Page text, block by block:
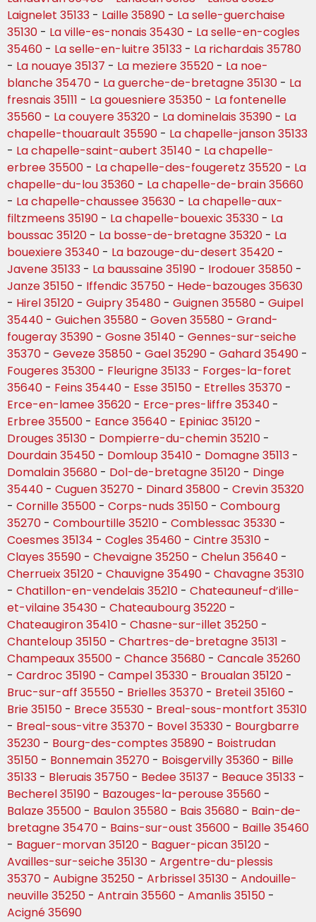
Laignelet 35133 - Laille 35890 - La selle-guerchaise
35130 - La ville-es-nonais 35430 - La selle-en-cogles
35460 - La selle-en-luitre 35133 - La richardais 35780
- La nouaye 35137 - La meziere 35520 - La noe-
blanche 35470 - La guerche-de-bretagne 35130 - La
fresnais 35111 - La gouesniere 35350 - La fontenelle
35560 - La couyere 35320 - La dominelais 35390 - La
chapelle-thouarault 35590 - La chapelle-janson 35133
- La chapelle-saint-aubert 35140 - La chapelle-
erbree 35500 - La chapelle-des-fougeretz 35520 - La
chapelle-du-lou 35360 - La chapelle-de-brain 35660
- La chapelle-chaussee 35630 - La chapelle-aux-
filtzmeens 35190 - La chapelle-bouexic 35330 - La
boussac 35120 - La bosse-de-bretagne 35320 - La
bouexiere 35340 - La bazouge-du-desert 35420 -
Javene 35133 - La baussaine 35190 - Irodouer 35850 -
Janze 35150 - Iffendic 35750 - Hede-bazouges 35630
- Hirel 35120 - Guipry 35480 - Guignen 35580 - Guipel
35440 - Guichen 35580 - Goven 35580 - Grand-
fougeray 35390 - Gosne 35140 - Gennes-sur-seiche
35370 - Geveze 35850 - Gael 35290 - Gahard 35490 -
Fougeres 35300 - Fleurigne 35133 - Forges-la-foret
35640 - Feins 35440 - Esse 35150 - Etrelles 35370 -
Erce-en-lamee 35620 - Erce-pres-liffre 35340 -
Erbree 35500 - Eance 35640 - Epiniac 35120 -
Drouges 35130 - Dompierre-du-chemin 35210 -
Dourdain 35450 - Domloup 35410 - Domagne 35113 -
Domalain 35680 - Dol-de-bretagne 35120 - Dinge
35440 - Cuguen 35270 - Dinard 35800 - Crevin 35320
- Cornille 35500 - Corps-nuds 35150 - Combourg
35270 - Combourtille 35210 - Comblessac 35330 -
Coesmes 35134 - Cogles 35460 - Cintre 35310 -
Clayes 35590 - Chevaigne 35250 - Chelun 35640 -
Cherrueix 35120 - Chauvigne 35490 - Chavagne 35310
- Chatillon-en-vendelais 35210 - Chateauneuf-d’ille-
et-vilaine 35430 - Chateaubourg 35220 -
Chateaugiron 35410 - Chasne-sur-illet 35250 -
Chanteloup 35150 - Chartres-de-bretagne 35131 -
Champeaux 35500 - Chance 35680 - Cancale 35260
- Cardroc 35190 - Campel 35330 - Broualan 35120 -
Bruc-sur-aff 35550 - Brielles 35370 - Breteil 35160 -
Brie 35150 - Brece 35530 - Breal-sous-montfort 35310
- Breal-sous-vitre 35370 - Bovel 35330 - Bourgbarre
35230 - Bourg-des-comptes 35890 - Boistrudan
35150 - Bonnemain 35270 - Boisgervilly 35360 - Bille
35133 - Bleruais 35750 - Bedee 35137 - Beauce 35133 -
Becherel 35190 - Bazouges-la-perouse 35560 -
Balaze 35500 - Baulon 35580 - Bais 35680 - Bain-de-
bretagne 35470 - Bains-sur-oust 35600 - Baille 35460
- Baguer-morvan 35120 - Baguer-pican 35120 -
Availles-sur-seiche 35130 - Argentre-du-plessis
35370 - Aubigne 35250 - Arbrissel 35130 - Andouille-
neuville 35250 - Antrain 35560 - Amanlis 35150 -
Acigné 35690